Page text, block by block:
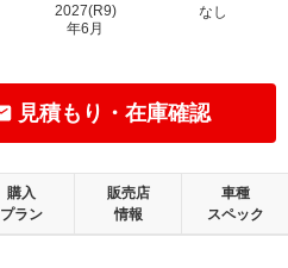
2027(R9)
年6月
なし
見積もり・在庫確認
購入
プラン
販売店
情報
車種
スペック